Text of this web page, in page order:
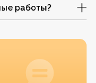
работы?